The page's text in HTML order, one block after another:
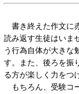
書き終えた作文に
読み返す生徒はいま
う行為自体が大きな
す。また、後ろを振
る方が楽しく力をつ
もちろん、受験コ